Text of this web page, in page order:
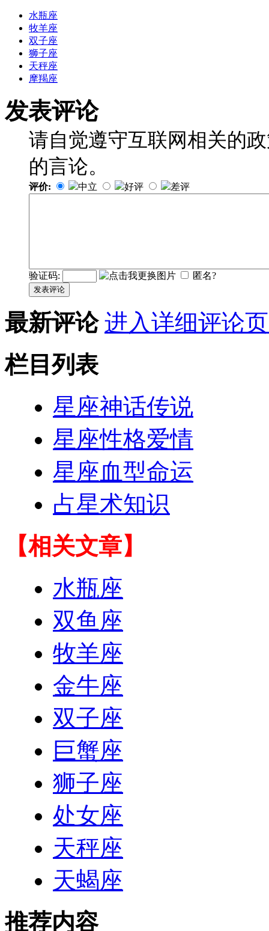
水瓶座
牧羊座
双子座
狮子座
天秤座
摩羯座
发表评论
请自觉遵守互联网相关的
的言论。
评价: 中立 好评 差评
验证码: 匿名?
发表评论
最新评论 进入详细评论
栏目列表
星座神话传说
星座性格爱情
星座血型命运
占星术知识
【相关文章】
水瓶座
双鱼座
牧羊座
金牛座
双子座
巨蟹座
狮子座
处女座
天秤座
天蝎座
推荐内容